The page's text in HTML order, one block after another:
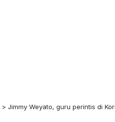
> Jimmy Weyato, guru perintis di